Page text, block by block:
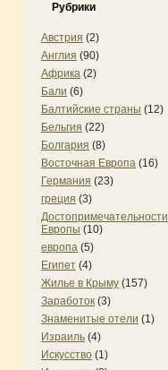
Рубрики
Австрия (2)
Англия (90)
Африка (2)
Бали (6)
Балтийские страны (12)
Бельгия (22)
Болгария (8)
Восточная Европа (16)
Германия (23)
греция (3)
Достопримечательности
Европы (10)
европа (5)
Египет (4)
Жилье в Крыму (157)
Заработок (3)
Знаменитые отели (1)
Израиль (4)
Искусство (1)